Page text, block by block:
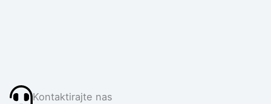
Kontaktirajte nas